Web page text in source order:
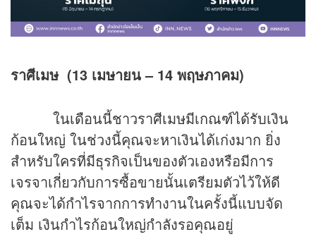
ราศีเมษ (13 เมษายน – 14 พฤษภาคม)
ในเดือนนี้ชาวราศีเมษมีเกณฑ์ได้รับเงิน
ก้อนใหญ่ ในช่วงนี้คุณจะหาเงินได้เก่งมาก ยิ่ง
สำหรับใครที่มีธุรกิจเป็นของตัวเองหรือมีการ
เจรจาเกี่ยวกับการซื้อขายนั้นเตรียมตัวไว้ให้ดี
คุณจะได้กำไรจากการทำงานในครั้งนี้แบบจัด
เต็ม เงินกำไรก้อนใหญ่กำลังรอคุณอยู่